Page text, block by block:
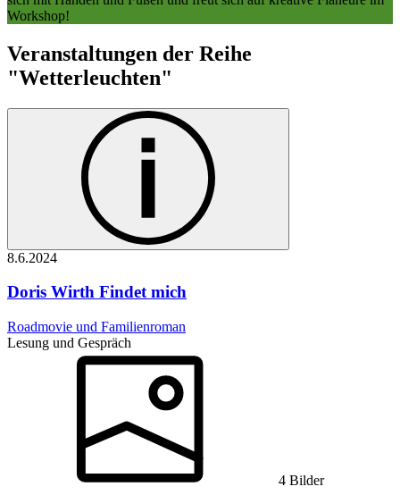
Workshop!
Veranstaltungen der Reihe
"Wetterleuchten"
8.6.2024
Doris Wirth Findet mich
Roadmovie und Familienroman
Lesung und Gespräch
4 Bilder